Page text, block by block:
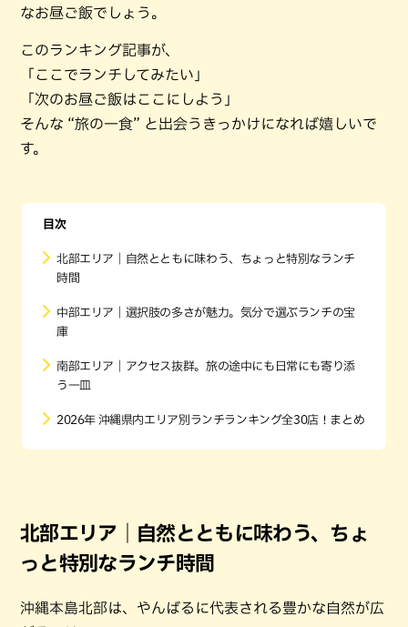
なお昼ご飯でしょう。
このランキング記事が、
「ここでランチしてみたい」
「次のお昼ご飯はここにしよう」
そんな “旅の一食” と出会うきっかけになれば嬉しいで
す。
目次
北部エリア｜自然とともに味わう、ちょっと特別なランチ
時間
中部エリア｜選択肢の多さが魅力。気分で選ぶランチの宝
庫
南部エリア｜アクセス抜群。旅の途中にも日常にも寄り添
う一皿
2026年 沖縄県内エリア別ランチランキング全30店！まとめ
北部エリア｜自然とともに味わう、ちょ
っと特別なランチ時間
沖縄本島北部は、やんばるに代表される豊かな自然が広